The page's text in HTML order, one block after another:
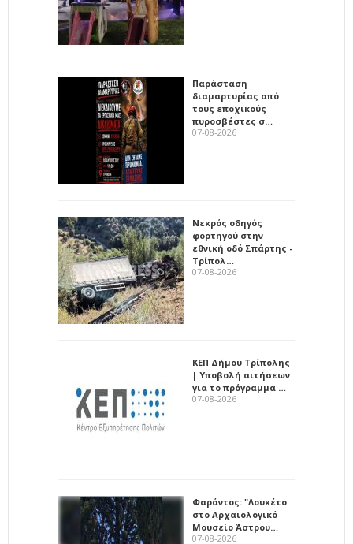
Παράσταση
διαμαρτυρίας από
τους εποχικούς
πυροσβέστες σ…
07-08-2026
Νεκρός οδηγός
φορτηγού στην
εθνική οδό Σπάρτης -
Τρίπολ…
07-08-2026
ΚΕΠ Δήμου Τρίπολης
| Υποβολή αιτήσεων
για το πρόγραμμα …
07-08-2026
Φαράντος: "Λουκέτο
στο Αρχαιολογικό
Μουσείο Άστρου…
07-08-2026